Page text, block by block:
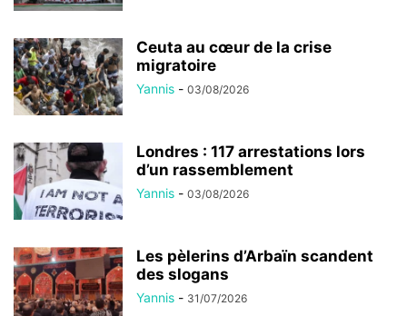
Ceuta au cœur de la crise
migratoire
Yannis - 03/08/2026
Londres : 117 arrestations lors
d’un rassemblement
Yannis - 03/08/2026
Les pèlerins d’Arbaïn scandent
des slogans
Yannis - 31/07/2026